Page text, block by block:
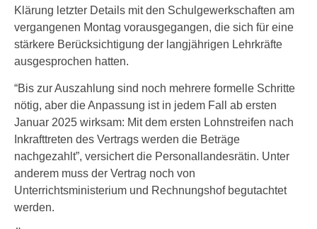
Klärung letzter Details mit den Schulgewerkschaften am
vergangenen Montag vorausgegangen, die sich für eine
stärkere Berücksichtigung der langjährigen Lehrkräfte
ausgesprochen hatten.
“Bis zur Auszahlung sind noch mehrere formelle Schritte
nötig, aber die Anpassung ist in jedem Fall ab ersten
Januar 2025 wirksam: Mit dem ersten Lohnstreifen nach
Inkrafttreten des Vertrags werden die Beträge
nachgezahlt”, versichert die Personallandesrätin. Unter
anderem muss der Vertrag noch von
Unterrichtsministerium und Rechnungshof begutachtet
werden.